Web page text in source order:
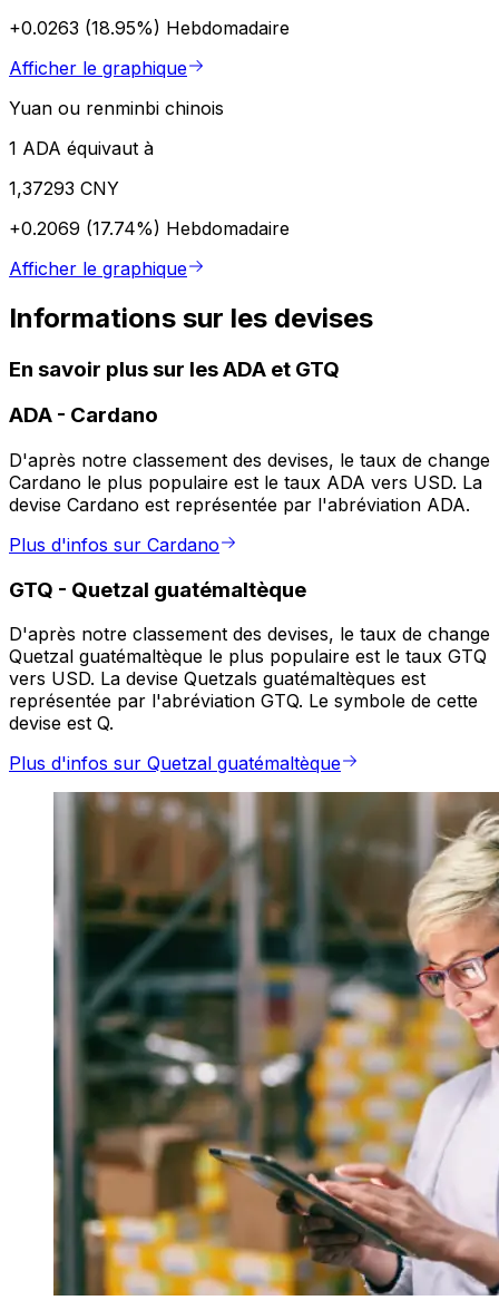
+0.0263 (18.95%) Hebdomadaire
Afficher le graphique
Yuan ou renminbi chinois
1 ADA équivaut à
1,37293 CNY
+0.2069 (17.74%) Hebdomadaire
Afficher le graphique
Informations sur les devises
En savoir plus sur les ADA et GTQ
ADA - Cardano
D'après notre classement des devises, le taux de change
Cardano le plus populaire est le taux ADA vers USD. La
devise Cardano est représentée par l'abréviation ADA.
Plus d'infos sur Cardano
GTQ - Quetzal guatémaltèque
D'après notre classement des devises, le taux de change
Quetzal guatémaltèque le plus populaire est le taux GTQ
vers USD. La devise Quetzals guatémaltèques est
représentée par l'abréviation GTQ. Le symbole de cette
devise est Q.
Plus d'infos sur Quetzal guatémaltèque